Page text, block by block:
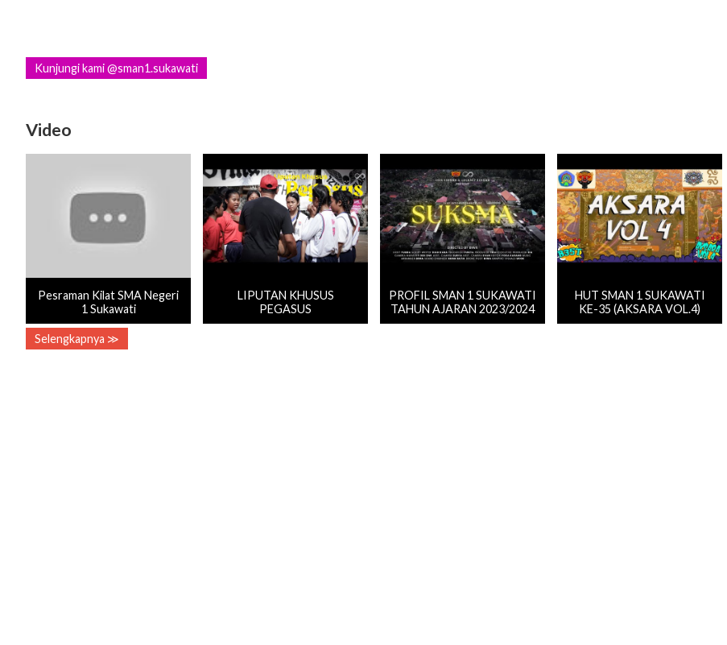
Kunjungi kami @sman1.sukawati
Video
Pesraman Kilat SMA Negeri
1 Sukawati
LIPUTAN KHUSUS
PEGASUS
PROFIL SMAN 1 SUKAWATI
TAHUN AJARAN 2023/2024
HUT SMAN 1 SUKAWATI
KE-35 (AKSARA VOL.4)
Selengkapnya ≫